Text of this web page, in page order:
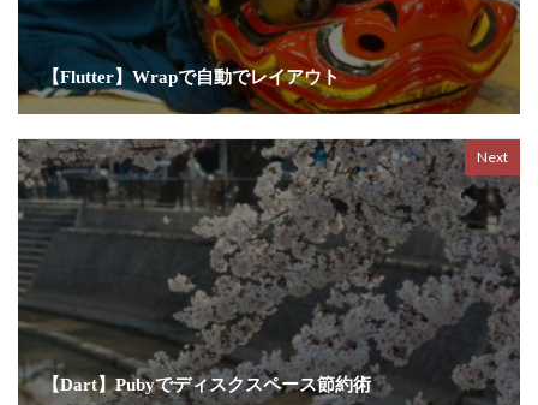
【Flutter】Wrapで自動でレイアウト
Next
【Dart】Pubyでディスクスペース節約術